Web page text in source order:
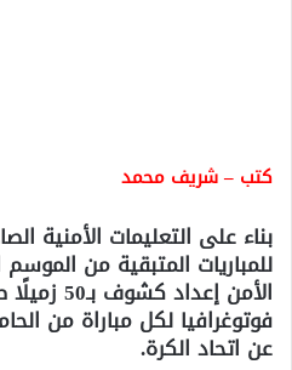
كتب – شريف محمد
بناء على التعليمات الأمنية
للمباريات المتبقية من
فوتوغرافيا لكل مباراة من
عن اتحاد الكرة.